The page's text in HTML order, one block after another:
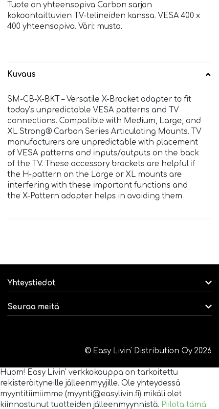
Tuote on yhteensopiva Carbon sarjan
kokoontaittuvien TV-telineiden kanssa. VESA 400 x
400 yhteensopiva. Väri: musta.
Kuvaus
SM-CB-X-BKT – Versatile X-Bracket adapter to fit
today’s unpredictable VESA patterns and TV
connections. Compatible with Medium, Large, and
XL Strong® Carbon Series Articulating Mounts. TV
manufacturers are unpredictable with placement
of VESA patterns and inputs/outputs on the back
of the TV. These accessory brackets are helpful if
the H-pattern on the Large or XL mounts are
interfering with these important functions and
the X-Pattern adapter helps in avoiding them.
Yhteystiedot
Seuraa meitä
© Easy Livin' Distribution Oy 2026
Huom! Easy Livin' verkkokauppa on tarkoitettu
rekisteröityneille jälleenmyyjille. Ole yhteydessä
myyntitiimiimme (myynti@easylivin.fi) mikäli olet
kiinnostunut tuotteiden jälleenmyynnistä. Piilota tämä